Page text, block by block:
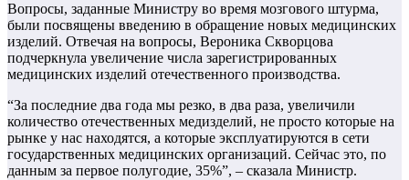
Вопросы, заданные Министру во время мозгового штурма,
были посвящены введению в обращение новых медицинских
изделий. Отвечая на вопросы, Вероника Скворцова
подчеркнула увеличение числа зарегистрированных
медицинских изделий отечественного производства.
“За последние два года мы резко, в два раза, увеличили
количество отечественных медизделий, не просто которые на
рынке у нас находятся, а которые эксплуатируются в сети
государственных медицинских организаций. Сейчас это, по
данным за первое полугодие, 35%”, – сказала Министр.